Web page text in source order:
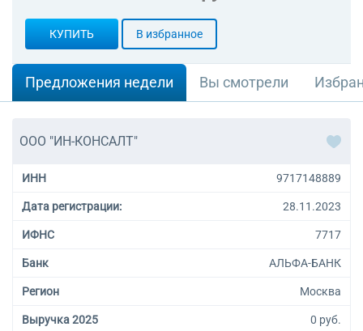
членских организаций
94.12 Деятельность
КУПИТЬ В избранное
Предложения недели Вы смотрели
ООО "ИН-КОНСАЛТ"
ИНН 9717148889
Дата регистрации: 28.11.2023
ИФНС 7717
Банк АЛЬФА-БАНК
Регион Москва
Выручка 2025 0 руб.